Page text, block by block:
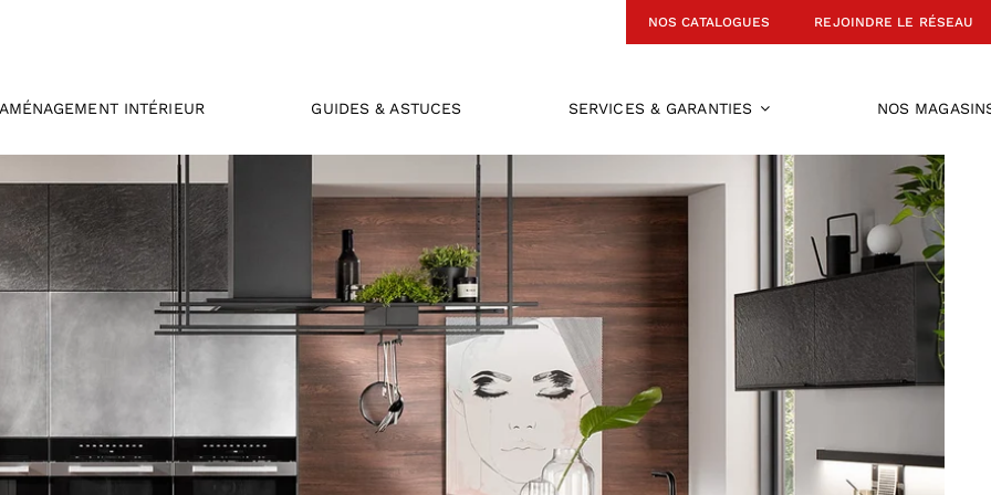
NOS CATALOGUES REJOINDRE LE RÉSEAU
AMÉNAGEMENT INTÉRIEUR GUIDES & ASTUCES SERVICES & GARANTIES NOS